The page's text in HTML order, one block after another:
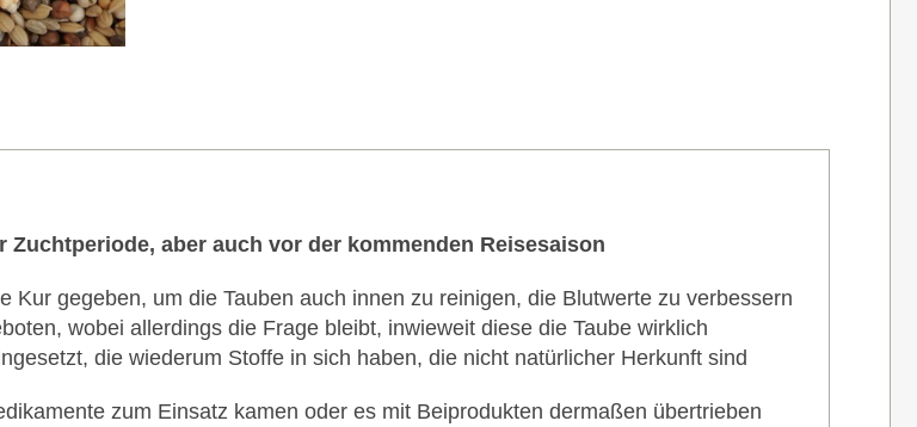
aber auch vor der kommenden Reisesaison
gegeben, um die Tauben auch innen zu reinigen, die Blutwerte zu verbessern
wobei allerdings die Frage bleibt, inwieweit diese die Taube wirklich
die wiederum Stoffe in sich haben, die nicht natürlicher Herkunft sind
zum Einsatz kamen oder es mit Beiprodukten dermaßen übertrieben